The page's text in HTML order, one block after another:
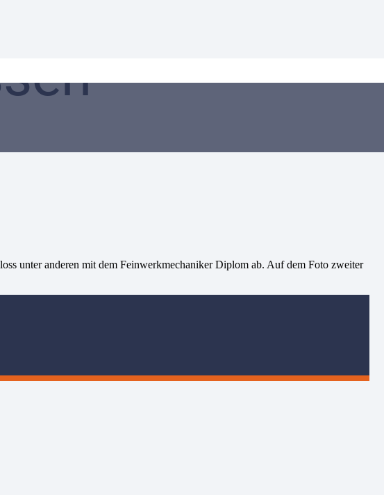
unter anderen mit dem Feinwerkmechaniker Diplom ab. Auf dem Foto zweiter